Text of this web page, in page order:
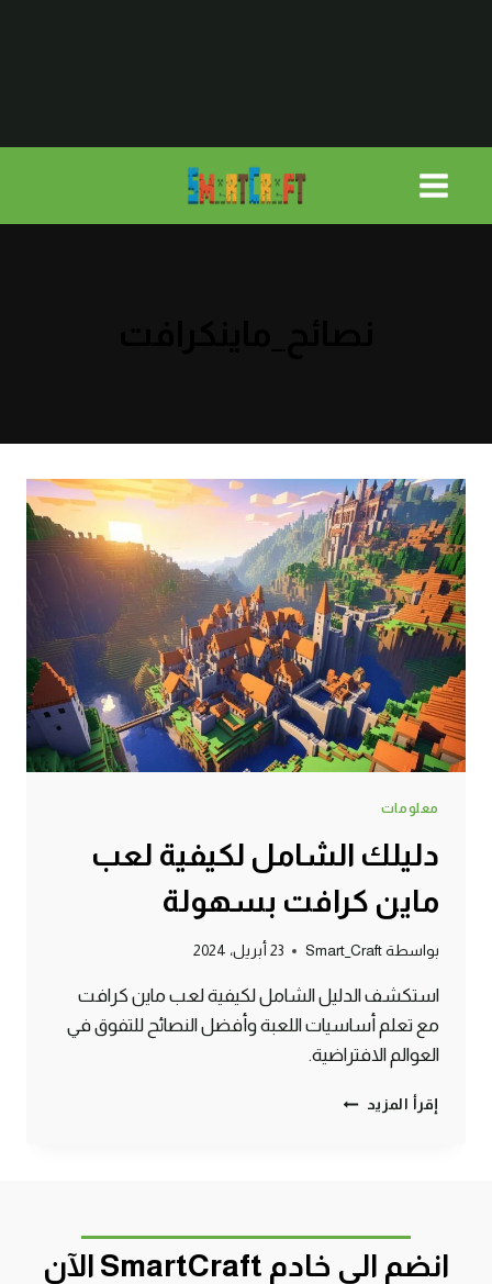
معلومات
دليلك الشامل لكيفية لعب
ماين كرافت بسهولة
بواسطة Smart_Craft 23 أبريل، 2024
استكشف الدليل الشامل لكيفية لعب ماين كرافت
مع تعلم أساسيات اللعبة وأفضل النصائح للتفوق في
العوالم الافتراضية.
إقرأ المزيد دليلك
بسهولة
انضم الى خادم SmartCraft الآن